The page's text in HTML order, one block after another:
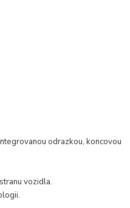
odrazkou, koncovou
vozidla.